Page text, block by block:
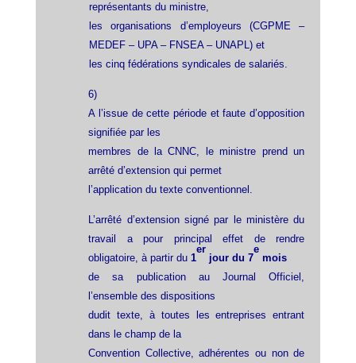
représentants du ministre,
les organisations d’employeurs (CGPME –
MEDEF – UPA – FNSEA – UNAPL) et
les cinq fédérations syndicales de salariés.
6)
A l’issue de cette période et faute d’opposition
signifiée par les
membres de la CNNC, le ministre prend un
arrêté d’extension qui permet
l’application du texte conventionnel.
L’arrêté d’extension signé par le ministère du
travail a pour principal effet de rendre
obligatoire, à partir du1
er
jour du 7
e
mois
de sa publication au Journal Officiel,
l’ensemble des dispositions
dudit texte, à toutes les entreprises entrant
dans le champ de la
Convention Collective, adhérentes ou non de